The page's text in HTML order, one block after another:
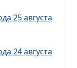
25 августа
24 августа